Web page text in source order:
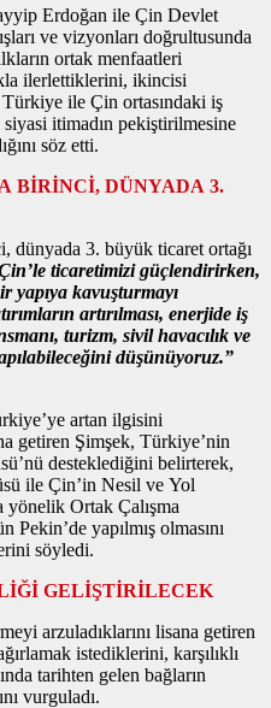
Erdoğan ile Çin Devlet
ve vizyonları doğrultusunda
ortak menfaatleri
ilerlettiklerini, ikincisi
ile Çin ortasındaki iş
siyasi itimadın pekiştirilmesine
söz etti.
BİRİNCİ, DÜNYADA 3.
dünyada 3. büyük ticaret ortağı
ticaretimizi güçlendirirken,
yapıya kavuşturmayı
artırılması, enerjide iş
turizm, sivil havacılık ve
düşünüyoruz.”
artan ilgisini
getiren Şimşek, Türkiye’nin
desteklediğini belirterek,
ile Çin’in Nesil ve Yol
yönelik Ortak Çalışma
Pekin’de yapılmış olmasını
söyledi.
GELİŞTİRİLECEK
arzuladıklarını lisana getiren
istediklerini, karşılıklı
tarihten gelen bağların
vurguladı.